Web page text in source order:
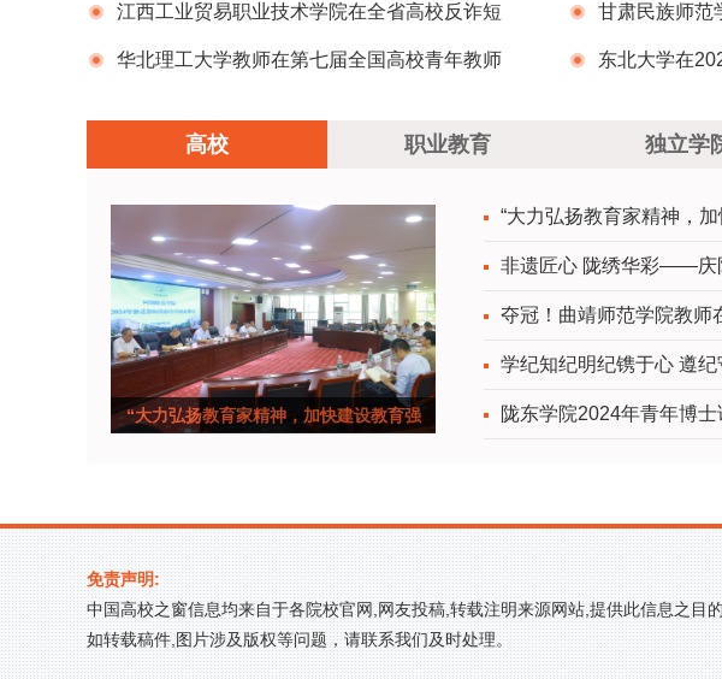
江西工业贸易职业技术学院在全省高校反诈短
视频大赛中获一等奖
甘肃民族师范
年高校分类评价
华北理工大学教师在第七届全国高校青年教师 东北大学在
高校 职业教育 独立学
“大力弘扬教育家精神，加快建设教育强
“大力弘扬教育家精神，
非遗匠心 陇绣华彩——庆
夺冠！曲靖师范学院教师
学纪知纪明纪镌于心 遵
陇东学院2024年青年博
免责声明:
中国高校之窗信息均来自于各院校官网,网友投稿,转载注明来源网站,提供此信息之目
如转载稿件,图片涉及版权等问题，请联系我们及时处理。